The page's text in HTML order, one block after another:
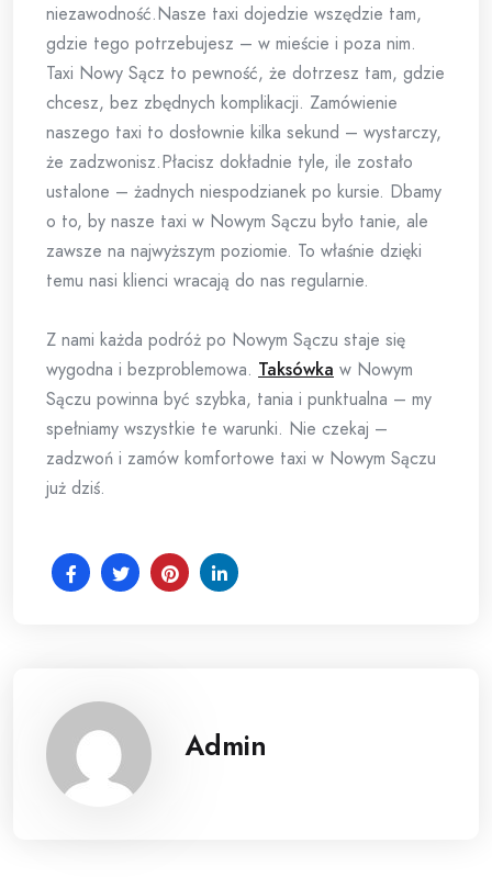
niezawodność.Nasze taxi dojedzie wszędzie tam,
gdzie tego potrzebujesz – w mieście i poza nim.
Taxi Nowy Sącz to pewność, że dotrzesz tam, gdzie
chcesz, bez zbędnych komplikacji. Zamówienie
naszego taxi to dosłownie kilka sekund – wystarczy,
że zadzwonisz.Płacisz dokładnie tyle, ile zostało
ustalone – żadnych niespodzianek po kursie. Dbamy
o to, by nasze taxi w Nowym Sączu było tanie, ale
zawsze na najwyższym poziomie. To właśnie dzięki
temu nasi klienci wracają do nas regularnie.
Z nami każda podróż po Nowym Sączu staje się
wygodna i bezproblemowa. Taksówka w Nowym
Sączu powinna być szybka, tania i punktualna – my
spełniamy wszystkie te warunki. Nie czekaj –
zadzwoń i zamów komfortowe taxi w Nowym Sączu
już dziś.
Admin